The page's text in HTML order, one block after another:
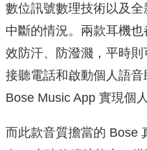
數位訊號數理技術以及
中斷的情況。兩款耳機
效防汗、防潑濺，平時則
接聽電話和啟動個人語
Bose Music App 實現個
而此款音質擔當的 Bose